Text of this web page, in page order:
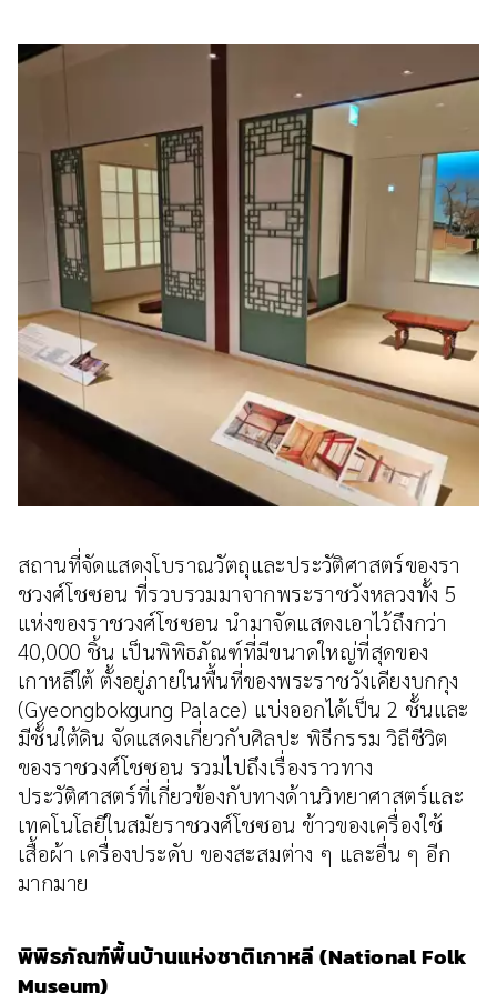
สถานที่จัดแสดงโบราณวัตถุและประวัติศาสตร์ของรา
ชวงศ์โชซอน ที่รวบรวมมาจากพระราชวังหลวงทั้ง 5
แห่งของราชวงศ์โชซอน นำมาจัดแสดงเอาไว้ถึงกว่า
40,000 ชิ้น เป็นพิพิธภัณฑ์ที่มีขนาดใหญ่ที่สุดของ
เกาหลีใต้ ตั้งอยู่ภายในพื้นที่ของพระราชวังเคียงบกกุง
(Gyeongbokgung Palace) แบ่งออกได้เป็น 2 ชั้นและ
มีชั้นใต้ดิน จัดแสดงเกี่ยวกับศิลปะ พิธีกรรม วิถีชีวิต
ของราชวงศ์โชซอน รวมไปถึงเรื่องราวทาง
ประวัติศาสตร์ที่เกี่ยวข้องกับทางด้านวิทยาศาสตร์และ
เทคโนโลยีในสมัยราชวงศ์โชซอน ข้าวของเครื่องใช้
เสื้อผ้า เครื่องประดับ ของสะสมต่าง ๆ และอื่น ๆ อีก
มากมาย
พิพิธภัณฑ์พื้นบ้านแห่งชาติเกาหลี (National Folk
Museum)